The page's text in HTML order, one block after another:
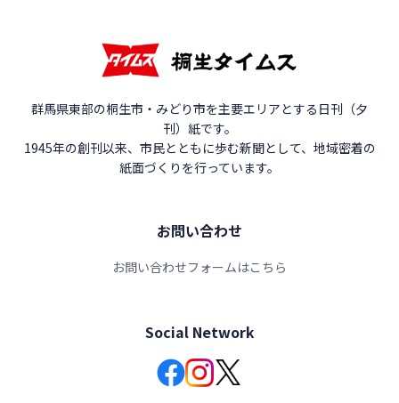
群馬県東部の桐生市・みどり市を主要エリアとする日刊（夕
刊）紙です。
1945年の創刊以来、市民とともに歩む新聞として、地域密着の
紙面づくりを行っています。
お問い合わせ
お問い合わせフォームはこちら
Social Network